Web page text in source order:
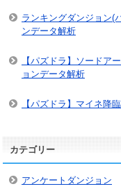
ランキングダンジョン(
ンデータ解析
【パズドラ】ソードア
ョンデータ解析
【パズドラ】マイネ降
カテゴリー
アンケートダンジョン